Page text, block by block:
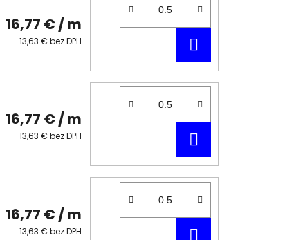
16,77 € / m
13,63 € bez DPH
KOŠÍKA
16,77 € / m
13,63 € bez DPH
KOŠÍKA
16,77 € / m
13,63 € bez DPH